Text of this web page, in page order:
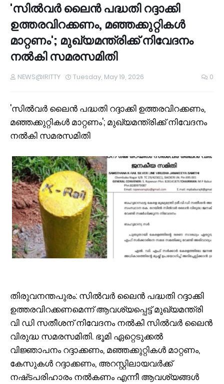
'സിൽവർ ലൈൻ പദ്ധതി റദ്ദാക്കി
ഉത്തരവിറക്കണം, മഞ്ഞക്കുറ്റികൾ
മാറ്റണം'; മുഖ്യമന്ത്രിക്ക് നിവേദനം
നൽകി സമരസമിതി
NEWS@IRITTY Tuesday, May 19, 2026 0
'സിൽവർ ലൈൻ പദ്ധതി റദ്ദാക്കി ഉത്തരവിറക്കണം,
മഞ്ഞക്കുറ്റികൾ മാറ്റണം'; മുഖ്യമന്ത്രിക്ക് നിവേദനം
നൽകി സമരസമിതി
തിരുവനന്തപുരം: സിൽവർ ലൈൻ പദ്ധതി റദ്ദാക്കി
ഉത്തരവിറക്കണമെന്ന് ആവശ്യപ്പെട്ട് മുഖ്യമന്ത്രി
വി ഡി സതീശന് നിവേദനം നൽകി സിൽവർ ലൈൻ
വിരുദ്ധ സമരസമിതി. ഭൂമി ഏറ്റെടുക്കൽ
വിജ്ഞാപനം റദ്ദാക്കണം, മഞ്ഞക്കുറ്റികൾ മാറ്റണം,
കേസുകൾ റദ്ദാക്കണം, അറസ്റ്റിലായവർക്ക്
നഷ്‌ടപരിഹാരം നൽകണം എന്നീ ആവശ്യങ്ങള്‍